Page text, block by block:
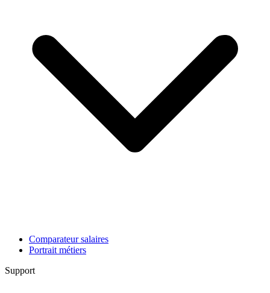
Comparateur salaires
Portrait métiers
Support